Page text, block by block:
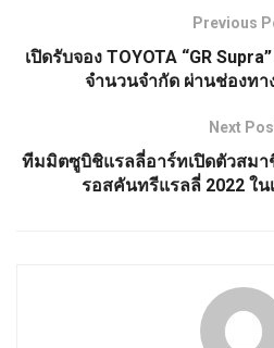
Previous
เปิดรับจอง TOYOTA “GR
จำนวนจำกัด ผ่านช่องทา
Next
ทีมมิตซูบิชิแรลลี่อาร์ทเปิดตัวสมา
รอสคันทรีแรลลี่ 2022 ใ